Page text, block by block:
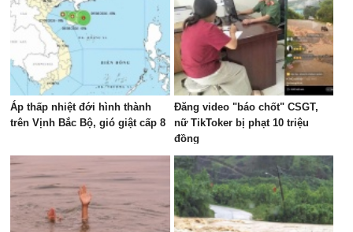
Áp thấp nhiệt đới hình thành
trên Vịnh Bắc Bộ, gió giật cấp 8
Đăng video "báo chốt" CSGT,
nữ TikToker bị phạt 10 triệu
đồng